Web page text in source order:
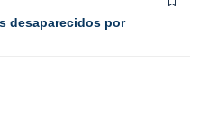
desaparecidos por